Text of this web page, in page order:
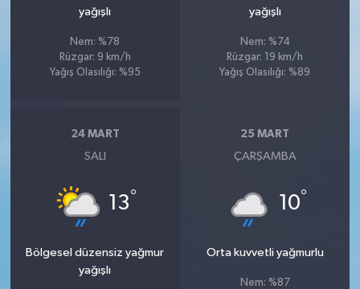
yağışlı
Nem: %78
Rüzgar: 9 km/h
Yağış Olasılığı: %95
yağışlı
Nem: %74
Rüzgar: 19 km/h
Yağış Olasılığı: %89
24 MART
SALI
13°
Bölgesel düzensiz yağmur
yağışlı
25 MART
ÇARŞAMBA
10°
Orta kuvvetli yağmurlu
Nem: %87